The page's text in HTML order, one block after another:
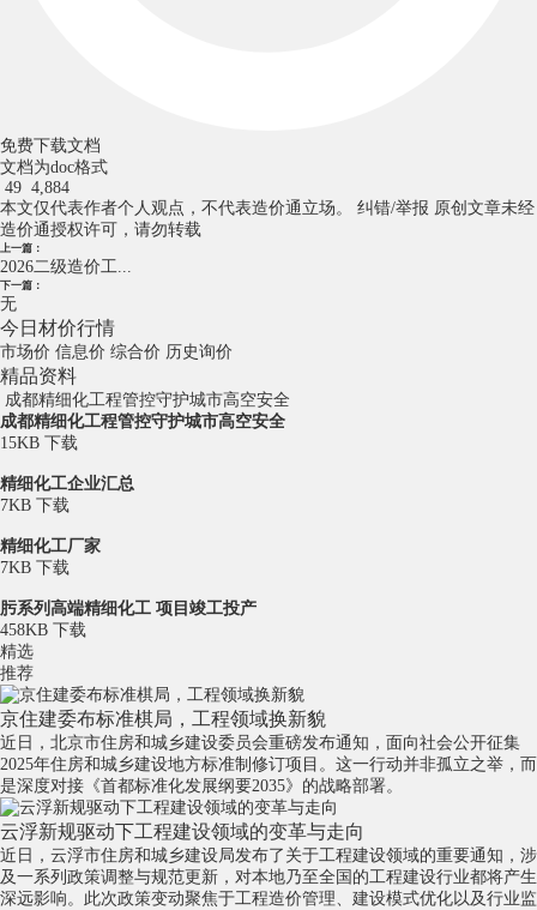
免费下载文档
文档为doc格式
49 4,884
本文仅代表作者个人观点，不代表造价通立场。 纠错/举报 原创文章未经
造价通授权许可，请勿转载
上一篇：
2026二级造价工...
下一篇：
无
今日材价行情
市场价 信息价 综合价 历史询价
精品资料
成都精细化工程管控守护城市高空安全
成都精细化工程管控守护城市高空安全
15KB 下载
精细化工企业汇总
7KB 下载
精细化工厂家
7KB 下载
肟系列高端精细化工 项目竣工投产
458KB 下载
精选
推荐
京住建委布标准棋局，工程领域换新貌
近日，北京市住房和城乡建设委员会重磅发布通知，面向社会公开征集
2025年住房和城乡建设地方标准制修订项目。这一行动并非孤立之举，而
是深度对接《首都标准化发展纲要2035》的战略部署。
云浮新规驱动下工程建设领域的变革与走向
近日，云浮市住房和城乡建设局发布了关于工程建设领域的重要通知，涉
及一系列政策调整与规范更新，对本地乃至全国的工程建设行业都将产生
深远影响。此次政策变动聚焦于工程造价管理、建设模式优化以及行业监